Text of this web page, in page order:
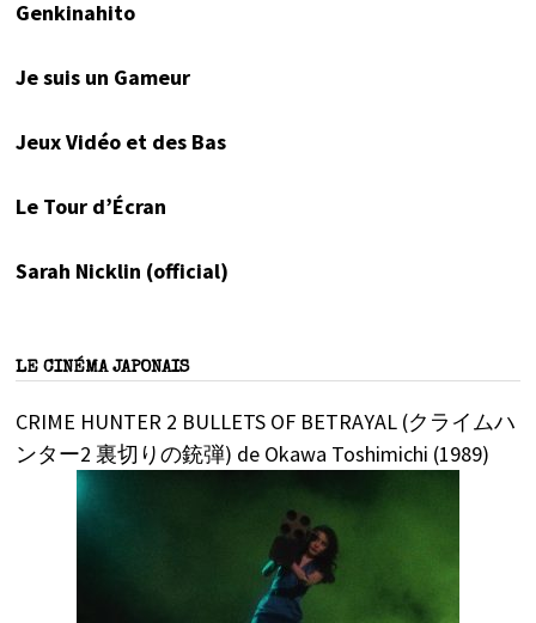
Genkinahito
Je suis un Gameur
Jeux Vidéo et des Bas
Le Tour d’Écran
Sarah Nicklin (official)
LE CINÉMA JAPONAIS
CRIME HUNTER 2 BULLETS OF BETRAYAL (クライムハ
ンター2 裏切りの銃弾) de Okawa Toshimichi (1989)